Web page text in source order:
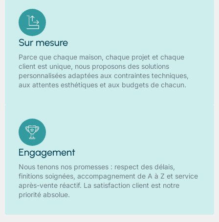
Sur mesure
Parce que chaque maison, chaque projet et chaque
client est unique, nous proposons des solutions
personnalisées adaptées aux contraintes techniques,
aux attentes esthétiques et aux budgets de chacun.
Engagement
Nous tenons nos promesses : respect des délais,
finitions soignées, accompagnement de A à Z et service
après-vente réactif. La satisfaction client est notre
priorité absolue.